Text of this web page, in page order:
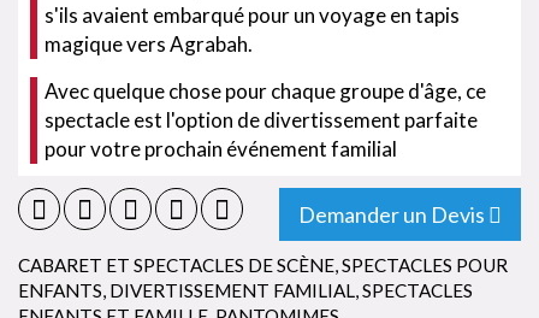
s'ils avaient embarqué pour un voyage en tapis
magique vers Agrabah.
Avec quelque chose pour chaque groupe d'âge, ce
spectacle est l'option de divertissement parfaite
pour votre prochain événement familial
Demander un Devis
CABARET ET SPECTACLES DE SCÈNE,SPECTACLES POUR
ENFANTS, DIVERTISSEMENT FAMILIAL,SPECTACLES